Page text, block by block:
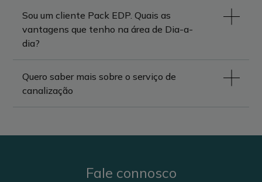
Sou um cliente Pack EDP. Quais as
vantagens que tenho na área de Dia-a-
dia?
Quero saber mais sobre o serviço de
canalização
Fale connosco